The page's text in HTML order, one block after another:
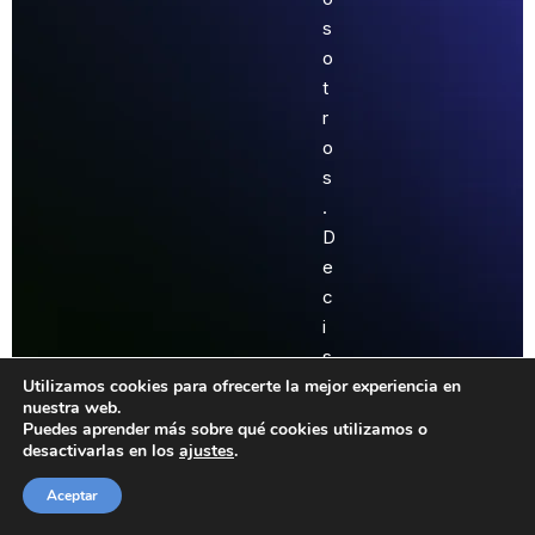
s
o
t
r
o
s
.
D
e
c
i
s
i
Utilizamos cookies para ofrecerte la mejor experiencia en
nuestra web.
Puedes aprender más sobre qué cookies utilizamos o
desactivarlas en los ajustes.
Aceptar